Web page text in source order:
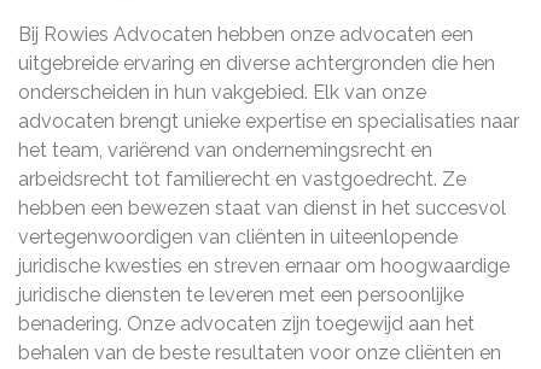
Bij Rowies Advocaten hebben onze advocaten een
uitgebreide ervaring en diverse achtergronden die hen
onderscheiden in hun vakgebied. Elk van onze
advocaten brengt unieke expertise en specialisaties naar
het team, variërend van ondernemingsrecht en
arbeidsrecht tot familierecht en vastgoedrecht. Ze
hebben een bewezen staat van dienst in het succesvol
vertegenwoordigen van cliënten in uiteenlopende
juridische kwesties en streven ernaar om hoogwaardige
juridische diensten te leveren met een persoonlijke
benadering. Onze advocaten zijn toegewijd aan het
behalen van de beste resultaten voor onze cliënten en